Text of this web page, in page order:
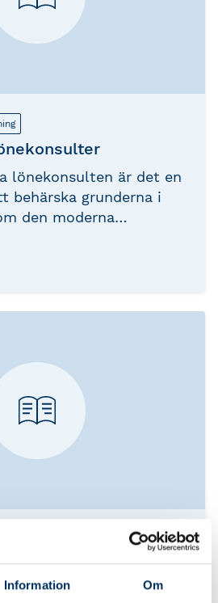
Information Om
lönekonsulten är det en
behärska grunderna i
den moderna
ekonomi och lön.
3
är en kurs för dig som